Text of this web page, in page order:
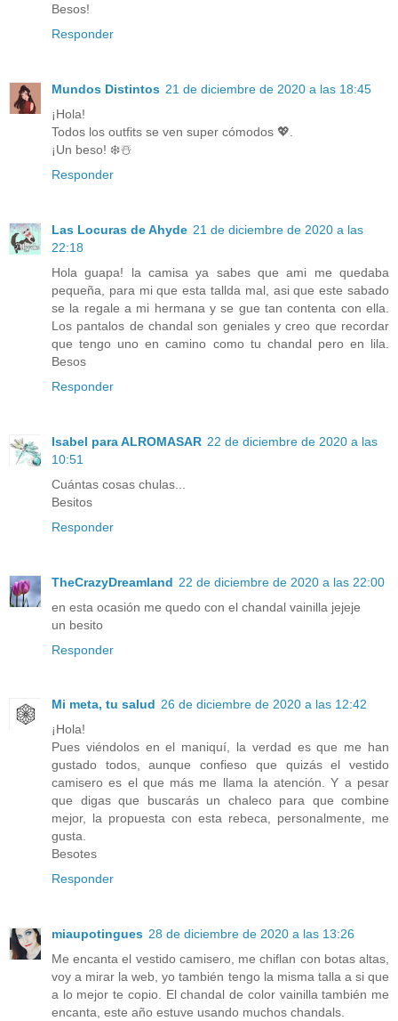
Besos!
Responder
Mundos Distintos 21 de diciembre de 2020 a las 18:45
¡Hola!
Todos los outfits se ven super cómodos 💖.
¡Un beso! ❄️☃️
Responder
Las Locuras de Ahyde 21 de diciembre de 2020 a las
22:18
Hola guapa! la camisa ya sabes que ami me quedaba
pequeña, para mi que esta tallda mal, asi que este sabado
se la regale a mi hermana y se gue tan contenta con ella.
Los pantalos de chandal son geniales y creo que recordar
que tengo uno en camino como tu chandal pero en lila.
Besos
Responder
Isabel para ALROMASAR 22 de diciembre de 2020 a las
10:51
Cuántas cosas chulas...
Besitos
Responder
TheCrazyDreamland 22 de diciembre de 2020 a las 22:00
en esta ocasión me quedo con el chandal vainilla jejeje
un besito
Responder
Mi meta, tu salud 26 de diciembre de 2020 a las 12:42
¡Hola!
Pues viéndolos en el maniquí, la verdad es que me han
gustado todos, aunque confieso que quizás el vestido
camisero es el que más me llama la atención. Y a pesar
que digas que buscarás un chaleco para que combine
mejor, la propuesta con esta rebeca, personalmente, me
gusta.
Besotes
Responder
miaupotingues 28 de diciembre de 2020 a las 13:26
Me encanta el vestido camisero, me chiflan con botas altas,
voy a mirar la web, yo también tengo la misma talla a si que
a lo mejor te copio. El chandal de color vainilla también me
encanta, este año estuve usando muchos chandals.